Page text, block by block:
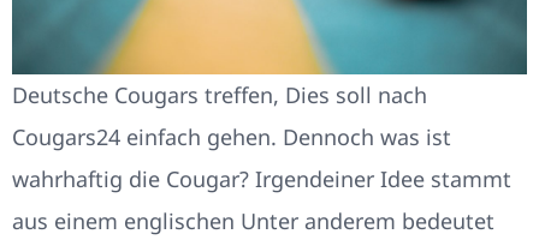
Deutsche Cougars treffen, Dies soll nach
Cougars24 einfach gehen. Dennoch was ist
wahrhaftig die Cougar? Irgendeiner Idee stammt
aus einem englischen Unter anderem bedeutet